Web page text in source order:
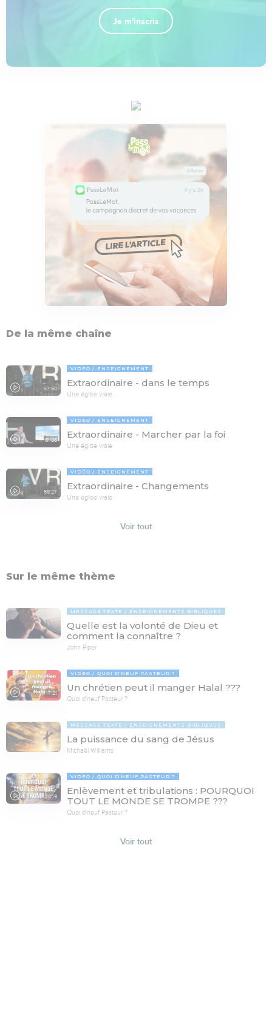
Je m'inscris
De la même chaîne
57:50
VIDÉO ENSEIGNEMENT
Extraordinaire - dans le temps
Une église vraie
61:06
VIDÉO ENSEIGNEMENT
Extraordinaire - Marcher par la foi
Une église vraie
59:27
VIDÉO ENSEIGNEMENT
Extraordinaire - Changements
Une église vraie
Voir tout
Sur le même thème
MESSAGE TEXTE ENSEIGNEMENTS BIBLIQUES
Quelle est la volonté de Dieu et
comment la connaître ?
John Piper
17:21
VIDÉO QUOI D'NEUF PASTEUR ?
Un chrétien peut il manger Halal ???
Quoi d'neuf Pasteur ?
MESSAGE TEXTE ENSEIGNEMENTS BIBLIQUES
La puissance du sang de Jésus
Michaël Williams
78:19
VIDÉO QUOI D'NEUF PASTEUR ?
Enlèvement et tribulations : POURQUOI
TOUT LE MONDE SE TROMPE ???
Quoi d'neuf Pasteur ?
Voir tout